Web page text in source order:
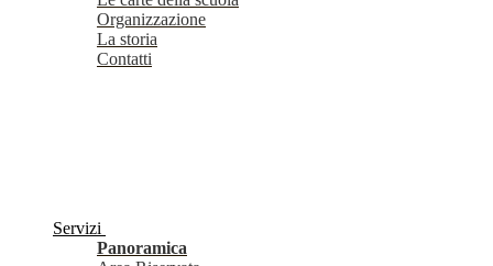
Organizzazione
La storia
Contatti
Servizi
Panoramica